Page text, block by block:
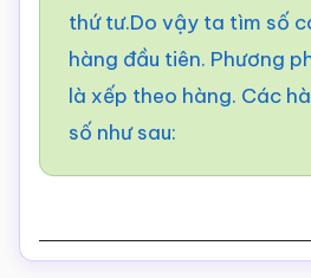
thứ tư.Do vậy ta tìm số
hàng đầu tiên. Phương
là xếp theo hàng. Các
số như sau: